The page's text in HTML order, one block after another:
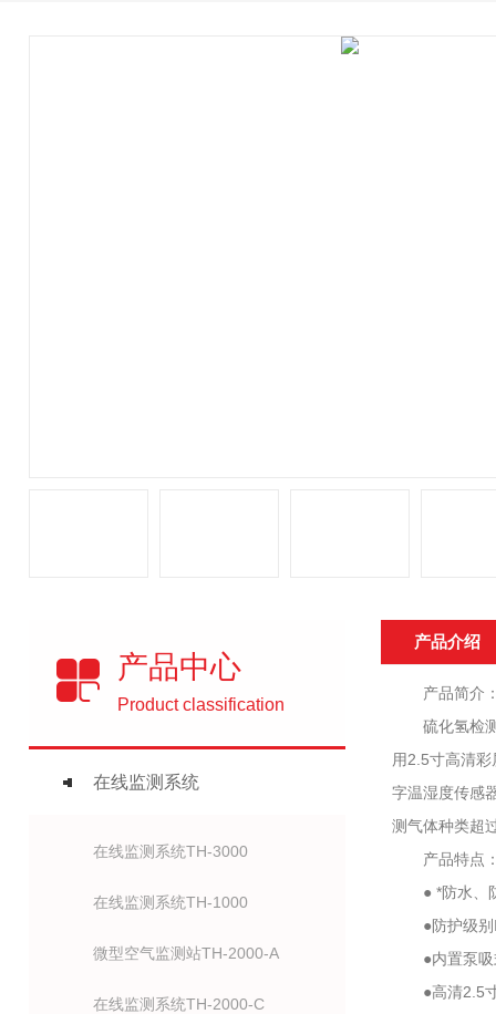
产品中心
Product classification
在线监测系统
在线监测系统TH-3000
在线监测系统TH-1000
微型空气监测站TH-2000-A
在线监测系统TH-2000-C
产品介绍
产品简介
硫化氢检测
用2.5寸高清
字温湿度传感
测气体种类超
产品特点
● *防水、防
●防护级别
●内置泵吸式
●高清2.5寸